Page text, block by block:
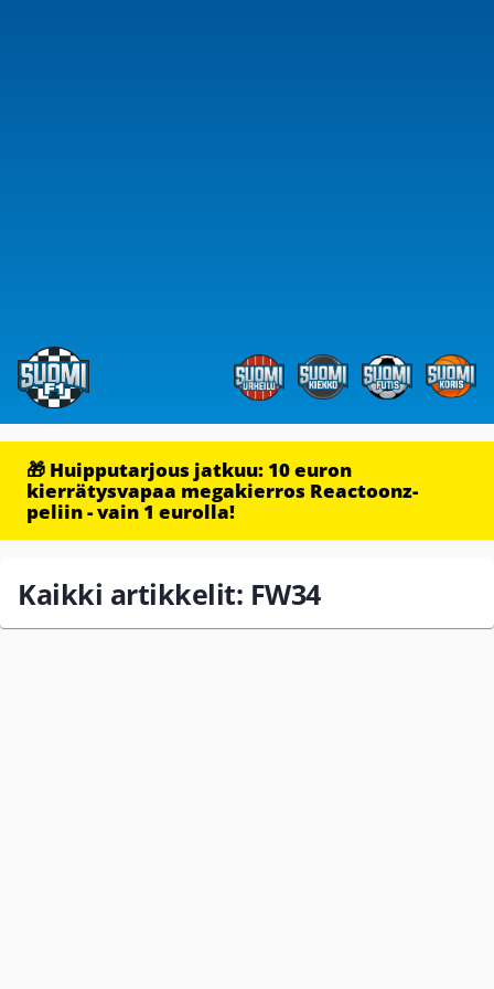
🎁 Huipputarjous jatkuu: 10 euron
kierrätysvapaa megakierros Reactoonz-
peliin - vain 1 eurolla!
Kaikki artikkelit: FW34